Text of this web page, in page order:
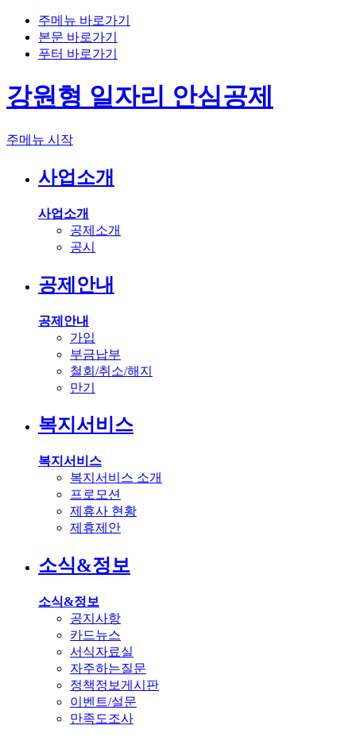
주메뉴 바로가기
본문 바로가기
푸터 바로가기
강원형 일자리 안심공제
주메뉴 시작
사업소개
사업소개
공제소개
공시
공제안내
공제안내
가입
부금납부
철회/취소/해지
만기
복지서비스
복지서비스
복지서비스 소개
프로모션
제휴사 현황
제휴제안
소식&정보
소식&정보
공지사항
카드뉴스
서식자료실
자주하는질문
정책정보게시판
이벤트/설문
만족도조사